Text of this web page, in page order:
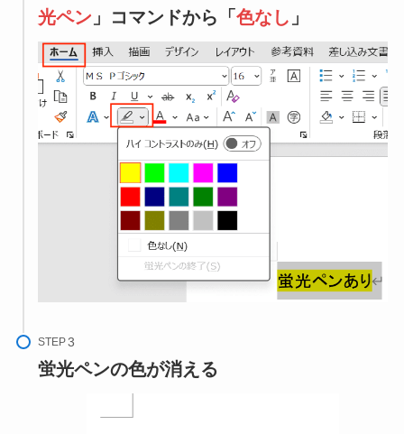
光ペン 」コマンドから「色なし 」
STEP
蛍光ペンの色が消える